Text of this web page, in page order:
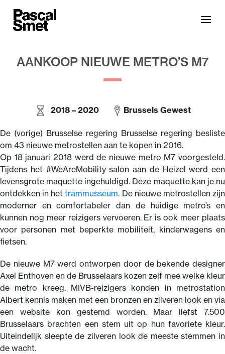
AANKOOP NIEUWE METRO’S M7
2018 – 2020 Brussels Gewest
De (vorige) Brusselse regering Brusselse regering besliste
om 43 nieuwe metrostellen aan te kopen in 2016.
Op 18 januari 2018 werd de nieuwe metro M7 voorgesteld.
Tijdens het #WeAreMobility salon aan de Heizel werd een
levensgrote maquette ingehuldigd. Deze maquette kan je nu
ontdekken in hettrammusseum. De nieuwe metrostellen zijn
moderner en comfortabeler dan de huidige metro’s en
kunnen nog meer reizigers vervoeren. Er is ook meer plaats
voor personen met beperkte mobiliteit, kinderwagens en
fietsen.
De nieuwe M7 werd ontworpen door de bekende designer
Axel Enthoven en de Brusselaars kozen zelf mee welke kleur
de metro kreeg. MIVB-reizigers konden in metrostation
Albert kennis maken met een bronzen en zilveren look en via
een website kon gestemd worden. Maar liefst 7.500
Brusselaars brachten een stem uit op hun favoriete kleur.
Uiteindelijk sleepte de zilveren look de meeste stemmen in
de wacht.